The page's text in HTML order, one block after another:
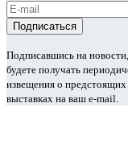
Подписавшись на
будете получать
извещения о предстоящих
выставках на ваш e-mail.